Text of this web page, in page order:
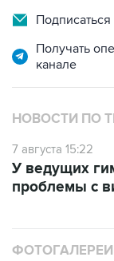
Получать
канале
НОВОСТИ ПО
7 августа 15:22
У ведущих
проблемы с
ФОТОГАЛЕРЕИ